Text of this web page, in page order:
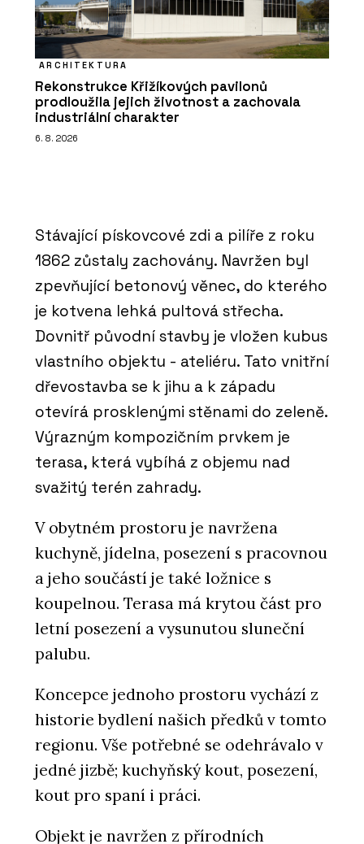
ARCHITEKTURA
Rekonstrukce Křižíkových pavilonů
prodloužila jejich životnost a zachovala
industriální charakter
6. 8. 2026
Stávající pískovcové zdi a pilíře z roku
1862 zůstaly zachovány. Navržen byl
zpevňující betonový věnec, do kterého
je kotvena lehká pultová střecha.
Dovnitř původní stavby je vložen kubus
vlastního objektu - ateliéru. Tato vnitřní
dřevostavba se k jihu a k západu
otevírá prosklenými stěnami do zeleně.
Výrazným kompozičním prvkem je
terasa, která vybíhá z objemu nad
svažitý terén zahrady.
V obytném prostoru je navržena
kuchyně, jídelna, posezení s pracovnou
a jeho součástí je také ložnice s
koupelnou. Terasa má krytou část pro
letní posezení a vysunutou sluneční
palubu.
Koncepce jednoho prostoru vychází z
historie bydlení našich předků v tomto
regionu. Vše potřebné se odehrávalo v
jedné jizbě; kuchyňský kout, posezení,
kout pro spaní i práci.
Objekt je navržen z přírodních